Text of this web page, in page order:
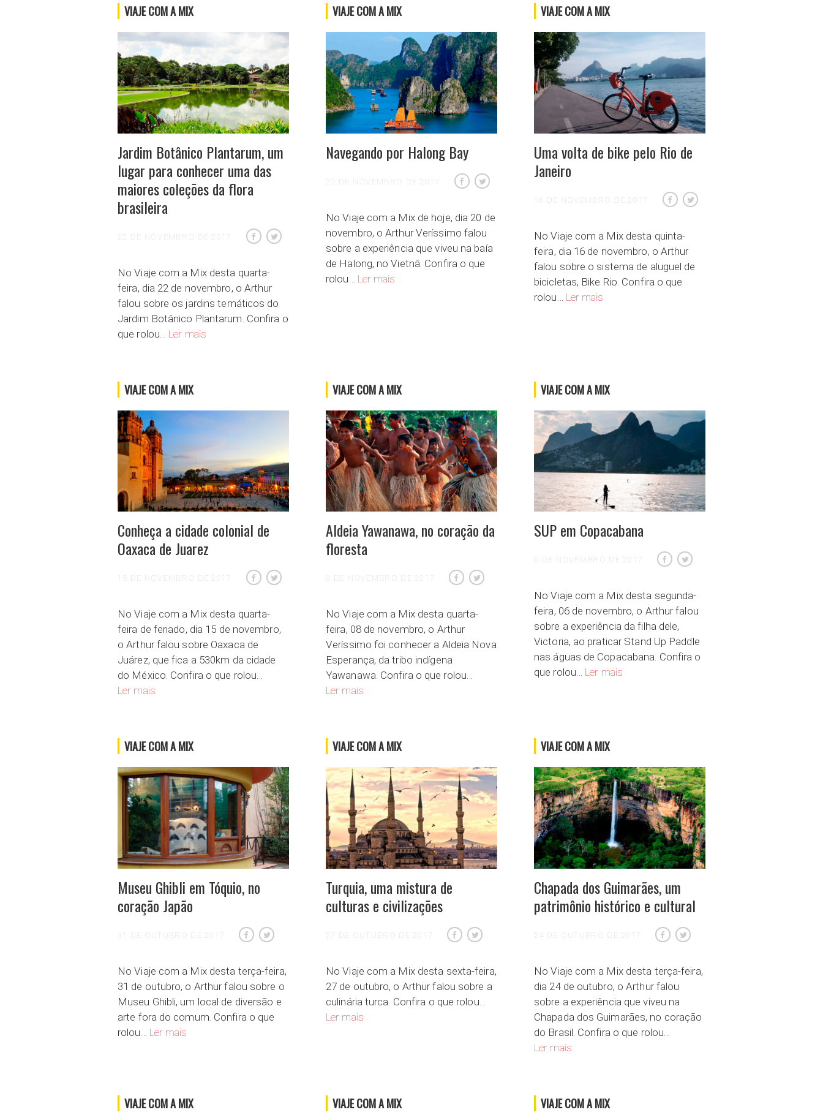
VIAJE COM A MIX
Jardim Botânico Plantarum, um
lugar para conhecer uma das
maiores coleções da flora
brasileira
22 DE NOVEMBRO DE 2017
No Viaje com a Mix desta quarta-
feira, dia 22 de novembro, o Arthur
falou sobre os jardins temáticos do
Jardim Botânico Plantarum. Confira o
que rolou… Ler mais
VIAJE COM A MIX
Navegando por Halong Bay
20 DE NOVEMBRO DE 2017
No Viaje com a Mix de hoje, dia 20 de
novembro, o Arthur Veríssimo falou
sobre a experiência que viveu na baía
de Halong, no Vietnã. Confira o que
rolou… Ler mais
VIAJE COM A MIX
Uma volta de bike pelo Rio de
Janeiro
16 DE NOVEMBRO DE 2017
No Viaje com a Mix desta quinta-
feira, dia 16 de novembro, o Arthur
falou sobre o sistema de aluguel de
bicicletas, Bike Rio. Confira o que
rolou… Ler mais
VIAJE COM A MIX
Conheça a cidade colonial de
Oaxaca de Juarez
15 DE NOVEMBRO DE 2017
No Viaje com a Mix desta quarta-
feira de feriado, dia 15 de novembro,
o Arthur falou sobre Oaxaca de
Juárez, que fica a 530km da cidade
do México. Confira o que rolou…
Ler mais
VIAJE COM A MIX
Aldeia Yawanawa, no coração da
floresta
8 DE NOVEMBRO DE 2017
No Viaje com a Mix desta quarta-
feira, 08 de novembro, o Arthur
Veríssimo foi conhecer a Aldeia Nova
Esperança, da tribo indígena
Yawanawa. Confira o que rolou…
Ler mais
VIAJE COM A MIX
SUP em Copacabana
6 DE NOVEMBRO DE 2017
No Viaje com a Mix desta segunda-
feira, 06 de novembro, o Arthur falou
sobre a experiência da filha dele,
Victoria, ao praticar Stand Up Paddle
nas águas de Copacabana. Confira o
que rolou… Ler mais
VIAJE COM A MIX
Museu Ghibli em Tóquio, no
coração Japão
31 DE OUTUBRO DE 2017
No Viaje com a Mix desta terça-feira,
31 de outubro, o Arthur falou sobre o
Museu Ghibli, um local de diversão e
arte fora do comum. Confira o que
rolou… Ler mais
VIAJE COM A MIX
Turquia, uma mistura de
culturas e civilizações
27 DE OUTUBRO DE 2017
No Viaje com a Mix desta sexta-feira,
27 de outubro, o Arthur falou sobre a
culinária turca. Confira o que rolou…
Ler mais
VIAJE COM A MIX
Chapada dos Guimarães, um
patrimônio histórico e cultural
24 DE OUTUBRO DE 2017
No Viaje com a Mix desta terça-feira,
dia 24 de outubro, o Arthur falou
sobre a experiência que viveu na
Chapada dos Guimarães, no coração
do Brasil. Confira o que rolou…
Ler mais
VIAJE COM A MIX VIAJE COM A MIX VIAJE COM A MIX